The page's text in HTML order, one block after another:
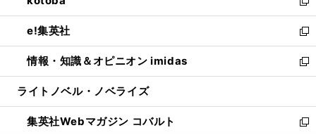
開
く
ウ
で
開
く
ン
ド
ウ
で
開
い
ウ
ィ
ン
ド
ウ
開
く
新
し
い
ウ
ィ
ン
ウ
で
e!集英社
新
し
い
ウ
ン
ド
情報・知識＆オピニオン imidas
新
し
ウ
ィ
ライトノベル・ノベライズ
集英社Webマガジン コバルト
新